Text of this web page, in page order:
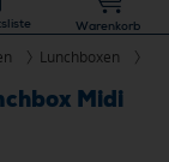
Warenkorb
Lunchboxen
Midi